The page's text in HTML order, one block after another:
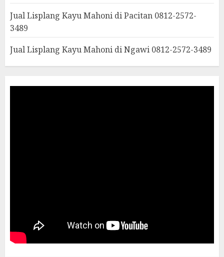
Jual Lisplang Kayu Mahoni di Pacitan 0812-2572-
3489
Jual Lisplang Kayu Mahoni di Ngawi 0812-2572-3489